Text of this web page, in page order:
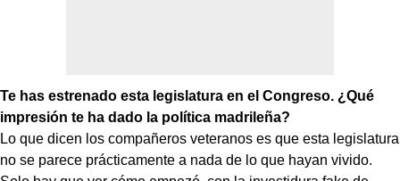
Te has estrenado esta legislatura en el Congreso. ¿Qué
impresión te ha dado la política madrileña?
Lo que dicen los compañeros veteranos es que esta legislatura
no se parece prácticamente a nada de lo que hayan vivido.